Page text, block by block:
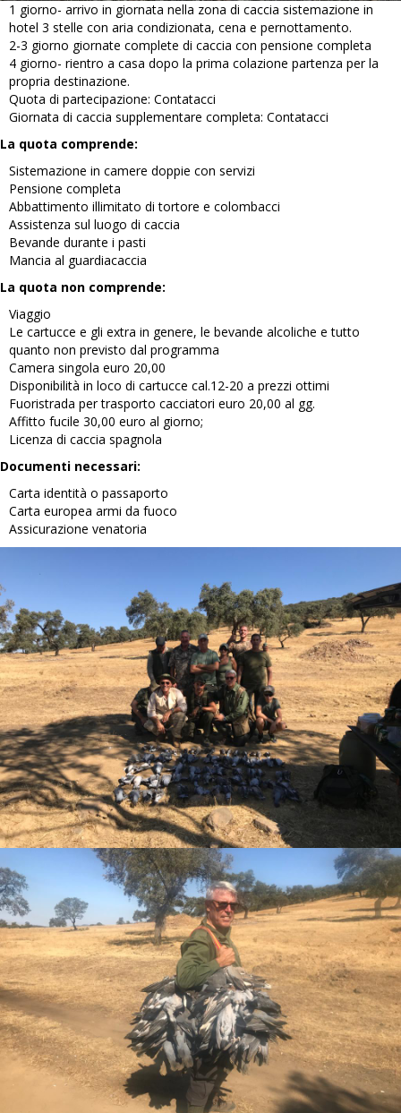
1 giorno- arrivo in giornata nella zona di caccia sistemazione in
hotel 3 stelle con aria condizionata, cena e pernottamento.
2-3 giorno giornate complete di caccia con pensione completa
4 giorno- rientro a casa dopo la prima colazione partenza per la
propria destinazione.
Quota di partecipazione: Contatacci
Giornata di caccia supplementare completa: Contatacci
La quota comprende:
Sistemazione in camere doppie con servizi
Pensione completa
Abbattimento illimitato di tortore e colombacci
Assistenza sul luogo di caccia
Bevande durante i pasti
Mancia al guardiacaccia
La quota non comprende:
Viaggio
Le cartucce e gli extra in genere, le bevande alcoliche e tutto
quanto non previsto dal programma
Camera singola euro 20,00
Disponibilità in loco di cartucce cal.12-20 a prezzi ottimi
Fuoristrada per trasporto cacciatori euro 20,00 al gg.
Affitto fucile 30,00 euro al giorno;
Licenza di caccia spagnola
Documenti necessari:
Carta identità o passaporto
Carta europea armi da fuoco
Assicurazione venatoria